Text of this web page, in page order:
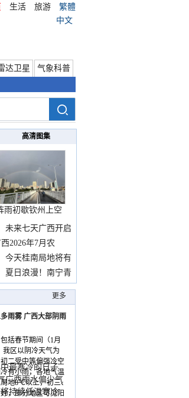
生活 旅游
繁體
中文
达卫星
气象科普
高清图集
雨初歇钦州上空
邂逅
未来七天广西开启
2026年7月农
今天桂南局地将有
夏日浪漫！南宁青
更多
雨雾 广西大部阴雨
括春节期间（1月
我区以阴冷天气为
二受中等偏强冷空
有小雨，各地气温
地8℃以上，初三、
，部分地区可见阳
最寒冷的日子
广西雨水偏少气
持续低温寒冷